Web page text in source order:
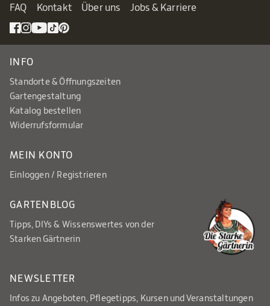
FAQ Kontakt Über uns Jobs & Karriere
INFO
Standorte & Öffnungszeiten
Gartengestaltung
Katalog bestellen
Widerrufsformular
MEIN KONTO
Einloggen / Registrieren
GARTENBLOG
Tipps, DIYs & Wissenswertes von der
Starken Gärtnerin
NEWSLETTER
Infos zu Angeboten, Pflegetipps, Kursen und Veranstaltungen